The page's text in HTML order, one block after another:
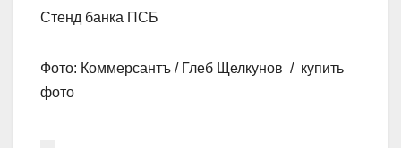
Стенд банка ПСБ
Фото: Коммерсантъ / Глеб Щелкунов / купить
фото